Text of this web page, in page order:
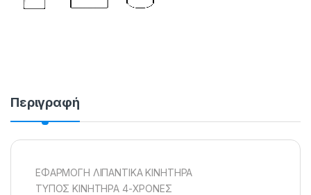
Περιγραφή
ΕΦΑΡΜΟΓΗ ΛΙΠΑΝΤΙΚΑ ΚΙΝΗΤΗΡΑ
ΤΥΠΟΣ ΚΙΝΗΤΗΡΑ 4-ΧΡΟΝΕΣ